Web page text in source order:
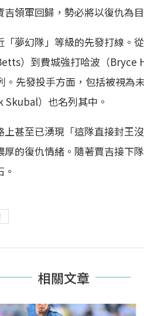
領軍回歸，勢必將以復仇為
夢幻隊」等級的先發打線。
）到費城強打哈波（Bryce
。先發投手方面，包括被視為
）也名列其中。
甚至已湧現「這隊直接封王
的復仇情緒。隨著賈吉接下
相關文章